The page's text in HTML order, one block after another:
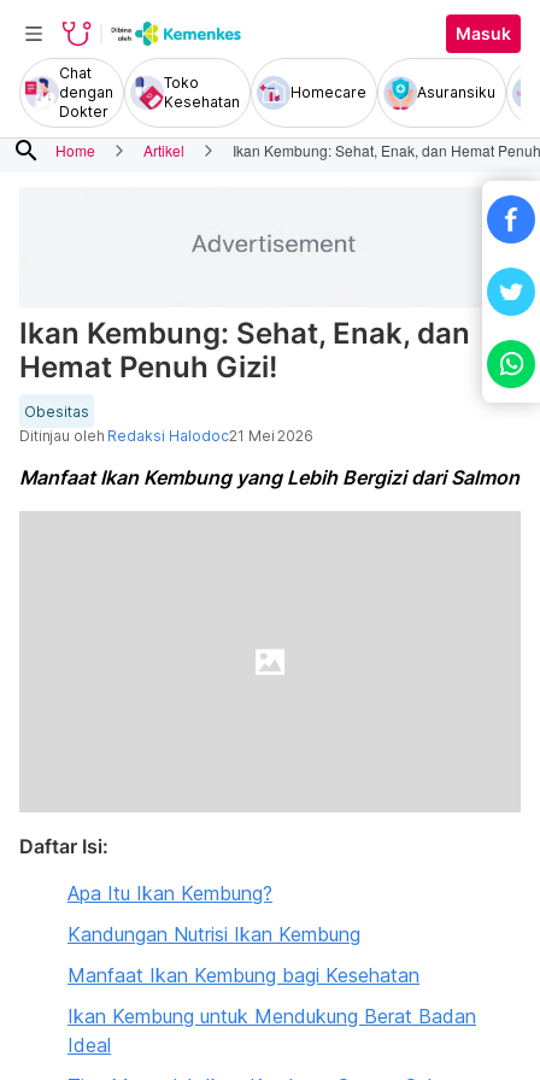
Masuk
Chat
dengan
Dokter
Toko
Kesehatan
Homecare Asuransiku
search Home Artikel Ikan Kembung: Sehat, Enak, dan Hemat
Ikan Kembung: Sehat, Enak, dan
Hemat Penuh Gizi!
Obesitas
Ditinjau oleh Redaksi Halodoc21 Mei 2026
Manfaat Ikan Kembung yang Lebih Bergizi dari Salmon
Daftar Isi:
Apa Itu Ikan Kembung?
Kandungan Nutrisi Ikan Kembung
Manfaat Ikan Kembung bagi Kesehatan
Ikan Kembung untuk Mendukung Berat Badan
Ideal